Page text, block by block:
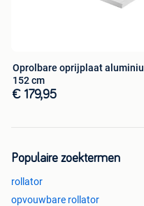
Belangrijke
Opvouwbaar
Voorzien van een
reflecterende strip
Voorzien van een
Voorzien van
Oprolbare oprijplaat
152 cm
€ 179,95
Populaire zoektermen
rollator
opvouwbare rollator